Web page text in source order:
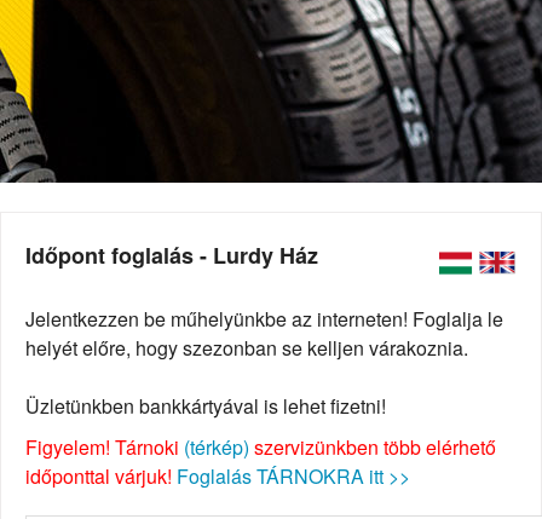
Időpont foglalás - Lurdy Ház
Jelentkezzen be műhelyünkbe az interneten! Foglalja le
helyét előre, hogy szezonban se kelljen várakoznia.
Üzletünkben bankkártyával is lehet fizetni!
Figyelem! Tárnoki (térkép) szervizünkben több elérhető
időponttal várjuk! Foglalás TÁRNOKRA itt >>